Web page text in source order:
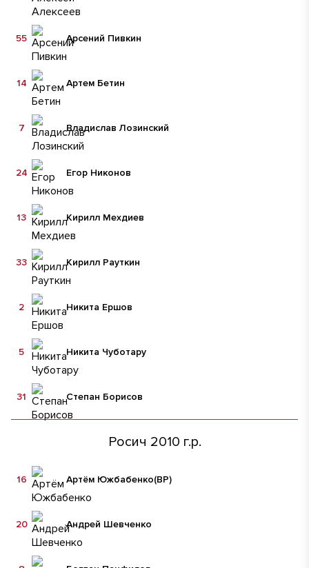
Арсений Пивкин
55
Артем Бетин
14
Владислав Лозинский
7
Егор Никонов
24
Кирилл Мехдиев
13
Кирилл Рауткин
33
Никита Ершов
2
Никита Чуботару
5
Степан Борисов
31
Росич 2010 г.р.
Артём Южбабенко(ВР)
16
Андрей Шевченко
20